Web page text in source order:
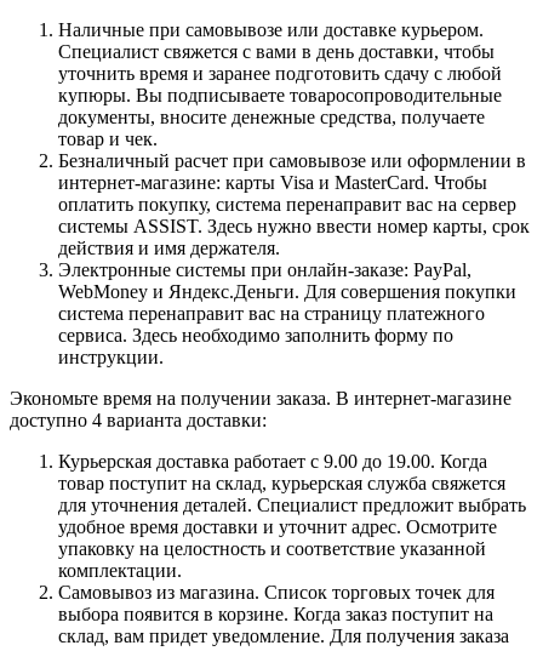
Наличные при самовывозе или доставке курьером.
Специалист свяжется с вами в день доставки, чтобы
уточнить время и заранее подготовить сдачу с любой
купюры. Вы подписываете товаросопроводительные
документы, вносите денежные средства, получаете
товар и чек.
Безналичный расчет при самовывозе или оформлении в
интернет-магазине: карты Visa и MasterCard. Чтобы
оплатить покупку, система перенаправит вас на сервер
системы ASSIST. Здесь нужно ввести номер карты, срок
действия и имя держателя.
Электронные системы при онлайн-заказе: PayPal,
WebMoney и Яндекс.Деньги. Для совершения покупки
система перенаправит вас на страницу платежного
сервиса. Здесь необходимо заполнить форму по
инструкции.
Экономьте время на получении заказа. В интернет-магазине
доступно 4 варианта доставки:
Курьерская доставка работает с 9.00 до 19.00. Когда
товар поступит на склад, курьерская служба свяжется
для уточнения деталей. Специалист предложит выбрать
удобное время доставки и уточнит адрес. Осмотрите
упаковку на целостность и соответствие указанной
комплектации.
Самовывоз из магазина. Список торговых точек для
выбора появится в корзине. Когда заказ поступит на
склад, вам придет уведомление. Для получения заказа